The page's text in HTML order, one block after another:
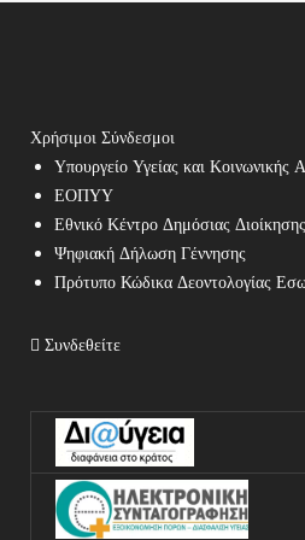
Χρήσιμοι Σύνδεσμοι
Υπουργείο Υγείας και Κοινωνικής
ΕΟΠΥΥ
Εθνικό Κέντρο Δημόσιας
Ψηφιακή Δήλωση Γέννησης
Πρότυπο Κώδικα Δεοντολογίας
Συνδεθείτε